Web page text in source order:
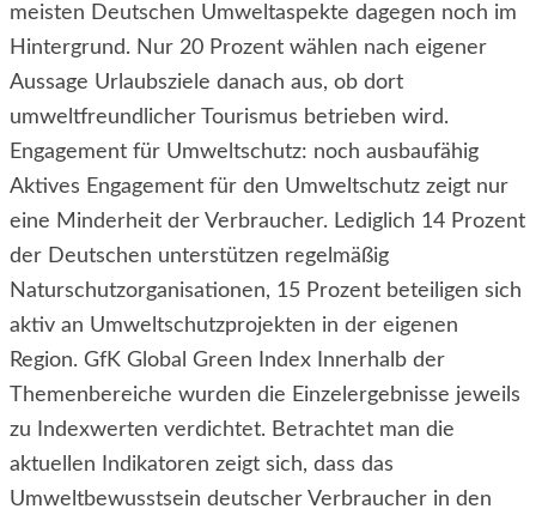
meisten Deutschen Umweltaspekte dagegen noch im
Hintergrund. Nur 20 Prozent wählen nach eigener
Aussage Urlaubsziele danach aus, ob dort
umweltfreundlicher Tourismus betrieben wird.
Engagement für Umweltschutz: noch ausbaufähig
Aktives Engagement für den Umweltschutz zeigt nur
eine Minderheit der Verbraucher. Lediglich 14 Prozent
der Deutschen unterstützen regelmäßig
Naturschutzorganisationen, 15 Prozent beteiligen sich
aktiv an Umweltschutzprojekten in der eigenen
Region. GfK Global Green Index Innerhalb der
Themenbereiche wurden die Einzelergebnisse jeweils
zu Indexwerten verdichtet. Betrachtet man die
aktuellen Indikatoren zeigt sich, dass das
Umweltbewusstsein deutscher Verbraucher in den